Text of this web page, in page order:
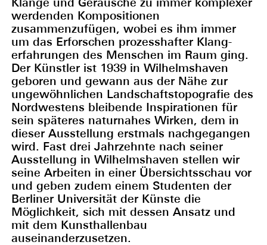
werdenden Kompositionen
zusammenzufügen, wobei es ihm immer
um das Erforschen prozesshafter Klang-
erfahrungen des Menschen im Raum ging.
Der Künstler ist 1939 in Wilhelmshaven
geboren und gewann aus der Nähe zur
ungewöhnlichen Landschaftstopografie des
Nordwestens bleibende Inspirationen für
sein späteres naturnahes Wirken, dem in
dieser Ausstellung erstmals nachgegangen
wird. Fast drei Jahrzehnte nach seiner
Ausstellung in Wilhelmshaven stellen wir
seine Arbeiten in einer Übersichtsschau vor
und geben zudem einem Studenten der
Berliner Universität der Künste die
Möglichkeit, sich mit dessen Ansatz und
mit dem Kunsthallenbau
auseinanderzusetzen.